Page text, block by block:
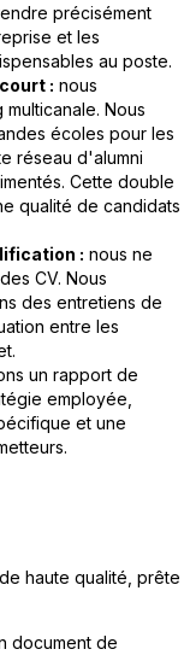
précisément
et les
au poste.
: nous
Nous
écoles pour les
réseau d'alumni
Cette double
qualité de candidats
: nous ne
CV. Nous
des entretiens de
entre les
un rapport de
employée,
et une
haute qualité, prête
document de